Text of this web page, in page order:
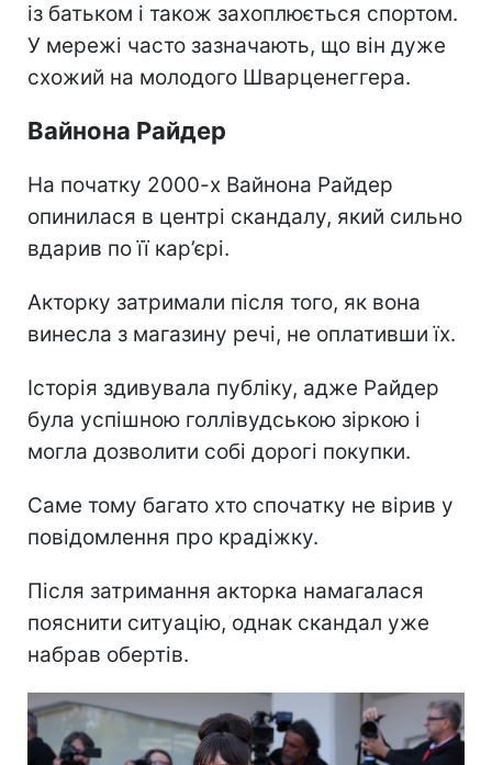
із батьком і також захоплюється спортом.
У мережі часто зазначають, що він дуже
схожий на молодого Шварценеггера.
Вайнона Райдер
На початку 2000-х Вайнона Райдер
опинилася в центрі скандалу, який сильно
вдарив по її кар’єрі.
Акторку затримали після того, як вона
винесла з магазину речі, не оплативши їх.
Історія здивувала публіку, адже Райдер
була успішною голлівудською зіркою і
могла дозволити собі дорогі покупки.
Саме тому багато хто спочатку не вірив у
повідомлення про крадіжку.
Після затримання акторка намагалася
пояснити ситуацію, однак скандал уже
набрав обертів.